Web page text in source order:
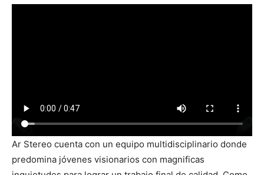
Ar Stereo cuenta con un equipo multidisciplinario donde
predomina jóvenes visionarios con magnificas